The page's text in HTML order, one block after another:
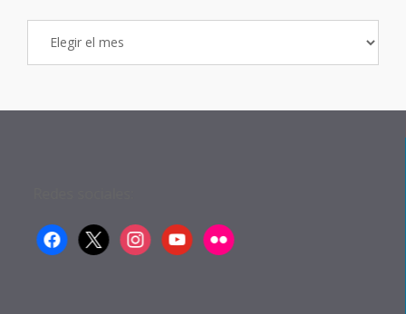
facebook
x instagramyoutubeflickr